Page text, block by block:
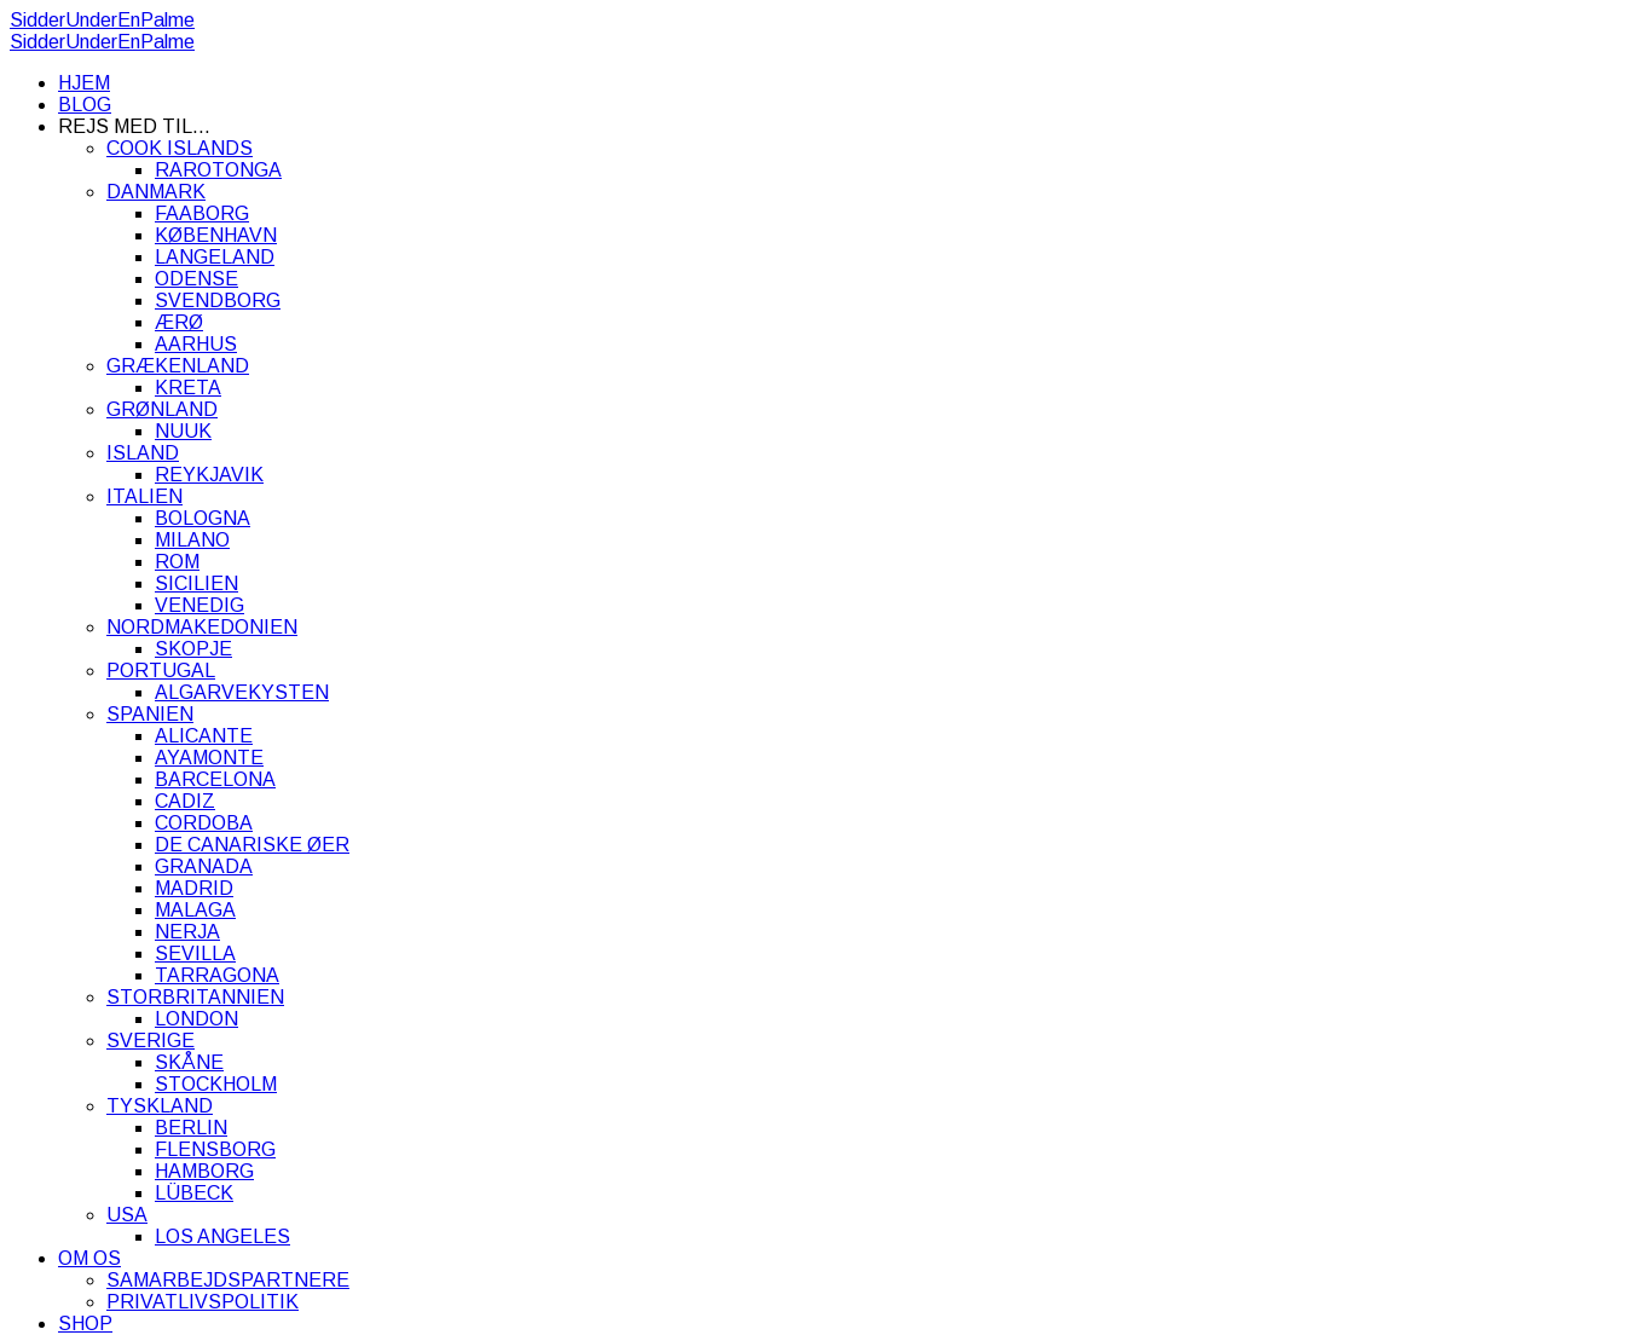
SidderUnderEnPalme
SidderUnderEnPalme
HJEM
BLOG
REJS MED TIL…
COOK ISLANDS
RAROTONGA
DANMARK
FAABORG
KØBENHAVN
LANGELAND
ODENSE
SVENDBORG
ÆRØ
AARHUS
GRÆKENLAND
KRETA
GRØNLAND
NUUK
ISLAND
REYKJAVIK
ITALIEN
BOLOGNA
MILANO
ROM
SICILIEN
VENEDIG
NORDMAKEDONIEN
SKOPJE
PORTUGAL
ALGARVEKYSTEN
SPANIEN
ALICANTE
AYAMONTE
BARCELONA
CADIZ
CORDOBA
DE CANARISKE ØER
GRANADA
MADRID
MALAGA
NERJA
SEVILLA
TARRAGONA
STORBRITANNIEN
LONDON
SVERIGE
SKÅNE
STOCKHOLM
TYSKLAND
BERLIN
FLENSBORG
HAMBORG
LÜBECK
USA
LOS ANGELES
OM OS
SAMARBEJDSPARTNERE
PRIVATLIVSPOLITIK
SHOP